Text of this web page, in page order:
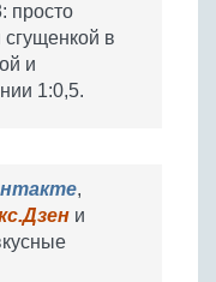
просто
в
и
1:0,5.
,
и